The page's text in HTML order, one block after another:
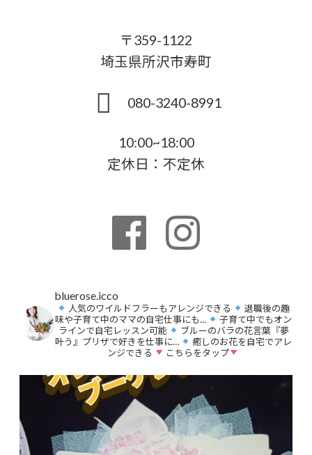
〒359-1122
埼玉県所沢市寿町
080-3240-8991
10:00~18:00
定休日：不定休
bluerose.icco
人気のワイルドフラーもアレンジできる
退職後の趣
味や子育て中のママの自宅仕事にも…
子育て中でもオン
ラインで自宅レッスン可能
ブルーのバラの花言葉『夢
叶う』プリザで好きを仕事に…
癒しのお花を自宅でアレ
ンジできる
こちらをタップ